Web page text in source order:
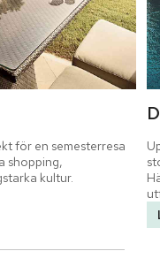
för en semesterresa
shopping,
kultur.